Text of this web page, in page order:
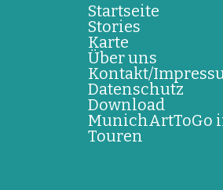
Startseite
Stories
Karte
Über uns
Kontakt/
Datenschutz
Download
MunichArtToGo
Touren